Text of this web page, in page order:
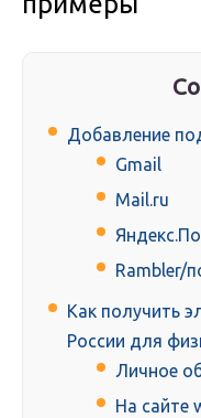
Добавление
Gmail
Mail.ru
Rambler/
Как получить
России для
Личное
На сайте